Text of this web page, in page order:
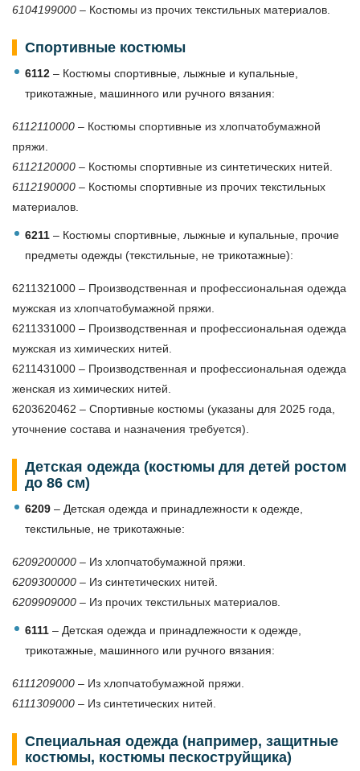
6104199000 – Костюмы из прочих текстильных материалов.
Спортивные костюмы
6112 – Костюмы спортивные, лыжные и купальные,
трикотажные, машинного или ручного вязания:
6112110000 – Костюмы спортивные из хлопчатобумажной
пряжи.
6112120000 – Костюмы спортивные из синтетических нитей.
6112190000 – Костюмы спортивные из прочих текстильных
материалов.
6211 – Костюмы спортивные, лыжные и купальные, прочие
предметы одежды (текстильные, не трикотажные):
6211321000 – Производственная и профессиональная одежда
мужская из хлопчатобумажной пряжи.
6211331000 – Производственная и профессиональная одежда
мужская из химических нитей.
6211431000 – Производственная и профессиональная одежда
женская из химических нитей.
6203620462 – Спортивные костюмы (указаны для 2025 года,
уточнение состава и назначения требуется).
Детская одежда (костюмы для детей ростом
до 86 см)
6209 – Детская одежда и принадлежности к одежде,
текстильные, не трикотажные:
6209200000 – Из хлопчатобумажной пряжи.
6209300000 – Из синтетических нитей.
6209909000 – Из прочих текстильных материалов.
6111 – Детская одежда и принадлежности к одежде,
трикотажные, машинного или ручного вязания:
6111209000 – Из хлопчатобумажной пряжи.
6111309000 – Из синтетических нитей.
Специальная одежда (например, защитные
костюмы, костюмы пескоструйщика)